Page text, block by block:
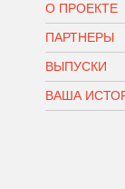
О ПРОЕКТЕ
ПАРТНЕРЫ
ВЫПУСКИ
ВАША